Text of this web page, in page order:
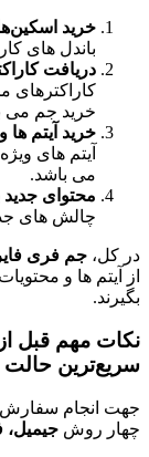
اسکین‌ها و باندل
های کاراکتر،
کاراکترهای
محبوب
جم می باشد.
آیتم ها و
های ویژه و
جدید با جم:
های جذاب فری
فری فایر به
و محتویات بازی
قبل از
حالت ممکن
سفارش حتما
جیمیل، فیسبوک،